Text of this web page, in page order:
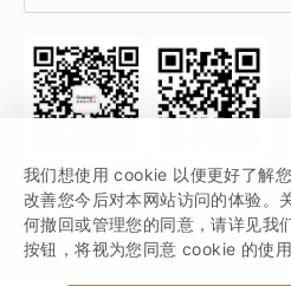
开发者文档
SDK 文档
场景指南
行业活动
关注公众号 获取更多干货
GrowingIO 是专注于数据智能分析与增
分析云
我们想使用 cookie 以便更好了解
改善您今后对本网站访问的体验。
何撤回或管理您的同意，请详见我
按钮，将视为您同意 cookie 的使用